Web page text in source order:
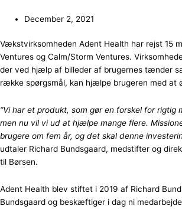
December 2, 2021
Vækstvirksomheden Adent Health har rejst 15
Ventures og Calm/Storm Ventures.
der ved hjælp af billeder af brugernes tænder
række spørgsmål, kan hjælpe brugeren med at
“Vi har et produkt, som gør en forskel for rigtig
men nu vil vi ud at hjælpe mange flere.
brugere om fem år, og det skal denne
udtaler Richard Bundsgaard, medstifter og
til Børsen.
Adent Health blev stiftet i 2019 af Richard
Bundsgaard og beskæftiger i dag ni